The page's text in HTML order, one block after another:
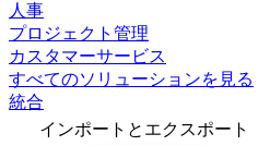
人事
プロジェクト管理
カスタマーサービス
すべてのソリューションを見る
統合
インポートとエクスポート